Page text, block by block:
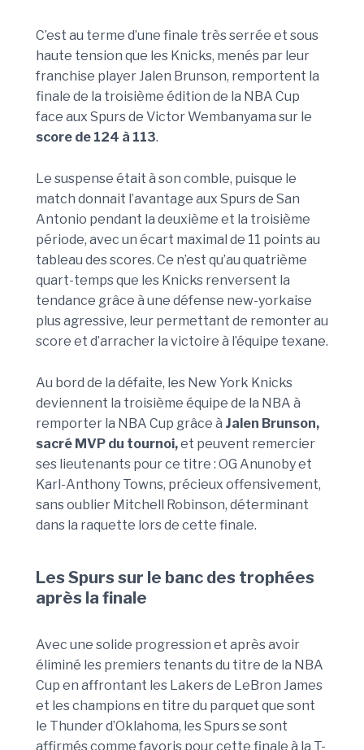
C’est au terme d’une finale très serrée et sous
haute tension que les Knicks, menés par leur
franchise player Jalen Brunson, remportent la
finale de la troisième édition de la NBA Cup
face aux Spurs de Victor Wembanyama sur le
score de 124 à 113.
Le suspense était à son comble, puisque le
match donnait l’avantage aux Spurs de San
Antonio pendant la deuxième et la troisième
période, avec un écart maximal de 11 points au
tableau des scores. Ce n’est qu’au quatrième
quart-temps que les Knicks renversent la
tendance grâce à une défense new-yorkaise
plus agressive, leur permettant de remonter au
score et d’arracher la victoire à l’équipe texane.
Au bord de la défaite, les New York Knicks
deviennent la troisième équipe de la NBA à
remporter la NBA Cup grâce à Jalen Brunson,
sacré MVP du tournoi,et peuvent remercier
ses lieutenants pour ce titre : OG Anunoby et
Karl-Anthony Towns, précieux offensivement,
sans oublier Mitchell Robinson, déterminant
dans la raquette lors de cette finale.
Les Spurs sur le banc des trophées
après la finale
Avec une solide progression et après avoir
éliminé les premiers tenants du titre de la NBA
Cup en affrontant les Lakers de LeBron James
et les champions en titre du parquet que sont
le Thunder d’Oklahoma, les Spurs se sont
affirmés comme favoris pour cette finale à la T-